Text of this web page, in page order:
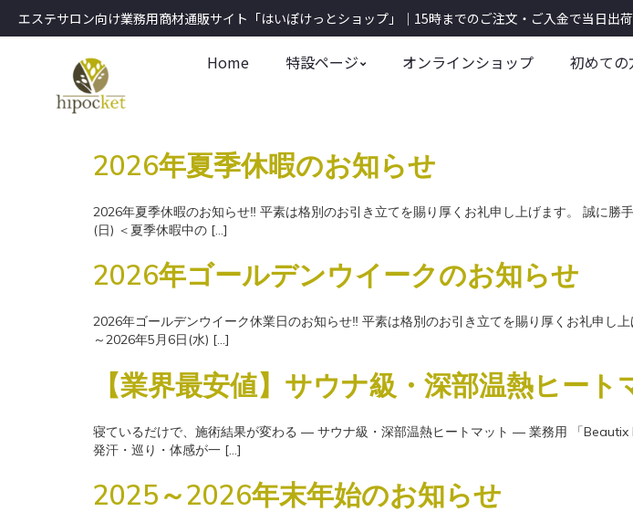
エステサロン向け業務用商材通販サイト「はいぽけっとショップ」｜15時までのご注文・ご入金で当日出
Home 特設ページ オンラインショップ 初めての
2026年夏季休暇のお知らせ
2026年夏季休暇のお知らせ‼ 平素は格別のお引き立てを賜り厚くお礼申し上げます。 誠に
(日) ＜夏季休暇中の […]
2026年ゴールデンウイークのお知らせ
2026年ゴールデンウイーク休業日のお知らせ‼ 平素は格別のお引き立てを賜り厚くお礼申し
～2026年5月6日(水) […]
【業界最安値】サウナ級・深部温熱ヒー
寝ているだけで、施術結果が変わる ― サウナ級・深部温熱ヒートマット ― 業務用 「
発汗・巡り・体感が一 […]
2025～2026年末年始のお知らせ